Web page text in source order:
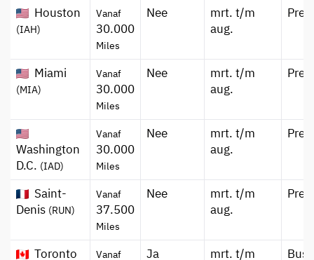
Houston
(IAH)
Vanaf
30.000
Miles
Nee
mrt. t/m
aug.
Miami
(MIA)
Vanaf
30.000
Miles
Nee
mrt. t/m
aug.
Washington
D.C. (IAD)
Vanaf
30.000
Miles
Nee
mrt. t/m
aug.
Saint-
Denis (RUN)
Vanaf
37.500
Miles
Nee
mrt. t/m
aug.
Toronto Vanaf Ja
mrt. t/m